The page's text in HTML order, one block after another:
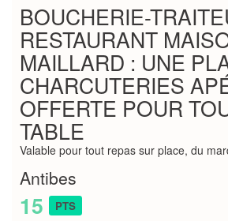
BOUCHERIE-
RESTAURANT
MAILLARD : UNE
CHARCUTERIES
OFFERTE POUR
TABLE
Valable pour tout repas sur place, du
Antibes
15 PTS